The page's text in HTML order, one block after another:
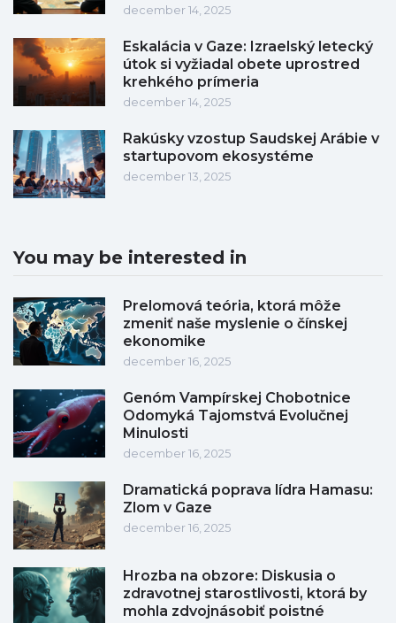
december 14, 2025
Eskalácia v Gaze: Izraelský letecký
útok si vyžiadal obete uprostred
krehkého prímeria
december 14, 2025
Rakúsky vzostup Saudskej Arábie v
startupovom ekosystéme
december 13, 2025
You may be interested in
Prelomová teória, ktorá môže
zmeniť naše myslenie o čínskej
ekonomike
december 16, 2025
Genóm Vampírskej Chobotnice
Odomyká Tajomstvá Evolučnej
Minulosti
december 16, 2025
Dramatická poprava lídra Hamasu:
Zlom v Gaze
december 16, 2025
Hrozba na obzore: Diskusia o
zdravotnej starostlivosti, ktorá by
mohla zdvojnásobiť poistné